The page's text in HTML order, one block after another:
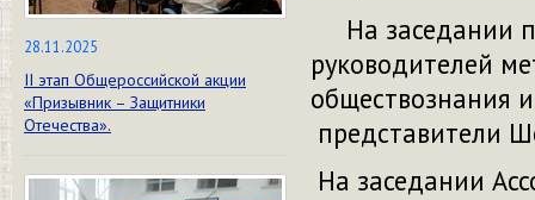
28.11.2025
II этап Общероссийской акции
«Призывник – Защитники
Отечества».
На заседании
руководителей
обществознания
представители
На заседании